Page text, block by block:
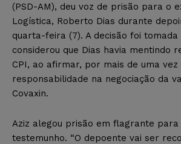
(PSD-AM), deu voz de prisão para o
Logística, Roberto Dias durante
quarta-feira (7). A decisão foi tomada
considerou que Dias havia mentindo
CPI, ao afirmar, por mais de uma vez
responsabilidade na negociação da
Covaxin.
Aziz alegou prisão em flagrante
testemunho. “O depoente vai ser